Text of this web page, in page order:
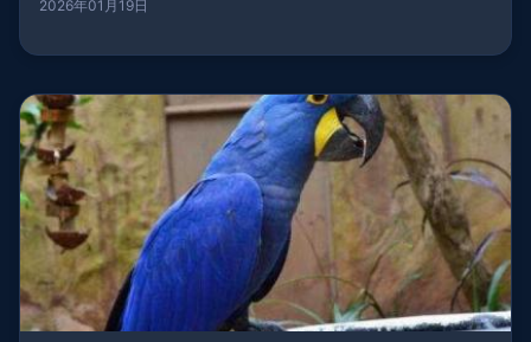
2026年01月19日